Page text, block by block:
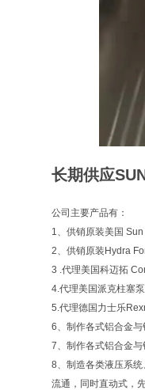
长期供应
公司主要产品有：
1、供销原装美国
2、供销原装Hydra
3 .代理美国科迈拓
4.代理美国派克柱塞
5.代理德国力士乐
6、制作各式铝合金
7、制作各式铝合金
8、制造各类液压系
流通，同时直动式，